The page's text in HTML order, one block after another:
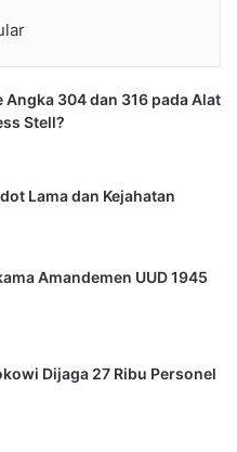
Angka 304 dan 316 pada Alat
Stell?
Lama dan Kejahatan
Amandemen UUD 1945
Dijaga 27 Ribu Personel